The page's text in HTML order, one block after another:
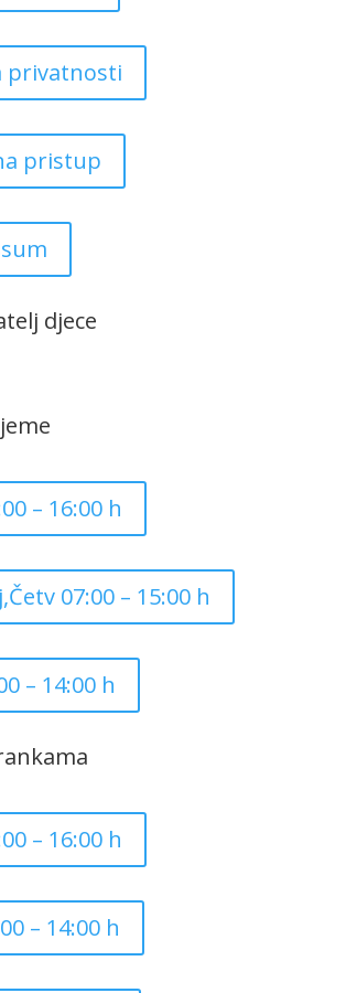
privatnosti
pristup
djece
– 16:00 h
07:00 – 15:00 h
– 14:00 h
– 16:00 h
– 14:00 h